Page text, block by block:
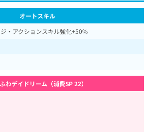
オートスキル
・アクションスキル強化+50%
わデイドリーム（消費SP 22）